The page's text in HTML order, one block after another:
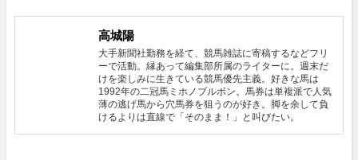
高城陽
大手新聞社勤務を経て、競馬雑誌に寄稿するなどフリ
ーで活動。縁あって編集部所属のライターに。週末だ
けを楽しみに生きている競馬優先主義。好きな馬は
1992年の二冠馬ミホノブルボン。馬券は単複派で人気
薄の逃げ馬から穴馬券を狙うのが好き。脚を余して負
けるよりは直線で「そのまま！」と叫びたい。